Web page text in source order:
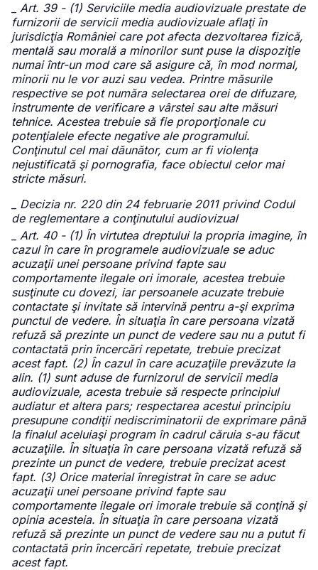
Art. 39 - (1) Serviciile media audiovizuale prestate de
furnizorii de servicii media audiovizuale aflaţi în
jurisdicţia României care pot afecta dezvoltarea fizică,
mentală sau morală a minorilor sunt puse la dispoziţie
numai într-un mod care să asigure că, în mod normal,
minorii nu le vor auzi sau vedea. Printre măsurile
respective se pot număra selectarea orei de difuzare,
instrumente de verificare a vârstei sau alte măsuri
tehnice. Acestea trebuie să fie proporţionale cu
potenţialele efecte negative ale programului.
Conţinutul cel mai dăunător, cum ar fi violenţa
nejustificată şi pornografia, face obiectul celor mai
stricte măsuri.
Decizia nr. 220 din 24 februarie 2011 privind Codul
de reglementare a conţinutului audiovizual
Art. 40 - (1) În virtutea dreptului la propria imagine, în
cazul în care în programele audiovizuale se aduc
acuzaţii unei persoane privind fapte sau
comportamente ilegale ori imorale, acestea trebuie
susţinute cu dovezi, iar persoanele acuzate trebuie
contactate şi invitate să intervină pentru a-şi exprima
punctul de vedere. În situaţia în care persoana vizată
refuză să prezinte un punct de vedere sau nu a putut fi
contactată prin încercări repetate, trebuie precizat
acest fapt. (2) În cazul în care acuzaţiile prevăzute la
alin. (1) sunt aduse de furnizorul de servicii media
audiovizuale, acesta trebuie să respecte principiul
audiatur et altera pars; respectarea acestui principiu
presupune condiţii nediscriminatorii de exprimare până
la finalul aceluiaşi program în cadrul căruia s-au făcut
acuzaţiile. În situaţia în care persoana vizată refuză să
prezinte un punct de vedere, trebuie precizat acest
fapt. (3) Orice material înregistrat în care se aduc
acuzaţii unei persoane privind fapte sau
comportamente ilegale ori imorale trebuie să conţină şi
opinia acesteia. În situaţia în care persoana vizată
refuză să prezinte un punct de vedere sau nu a putut fi
contactată prin încercări repetate, trebuie precizat
acest fapt.